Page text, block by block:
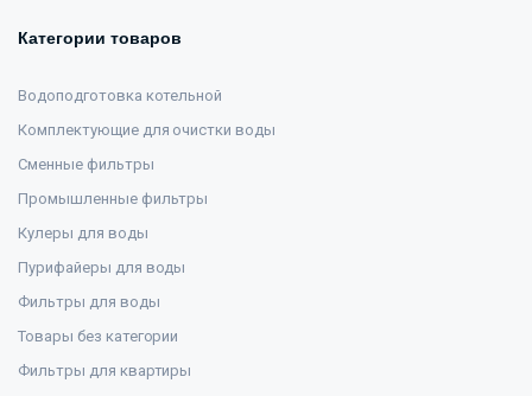
Категории товаров
Водоподготовка котельной
Комплектующие для очистки воды
Сменные фильтры
Промышленные фильтры
Кулеры для воды
Пурифайеры для воды
Фильтры для воды
Товары без категории
Фильтры для квартиры